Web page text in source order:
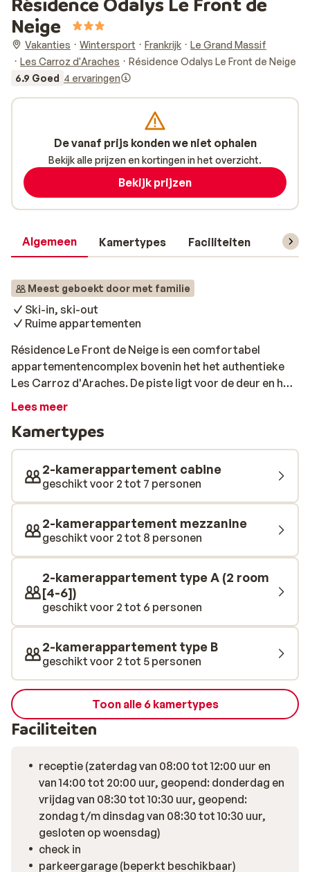
Neige
Vakanties Wintersport Frankrijk
Le Grand Massif
Les Carroz d'Araches
Résidence Odalys Le Front de Neige
6.9 Goed 4 ervaringen
Algemeen Kamertypes Faciliteiten
Meest geboekt door met familie
Ski-in, ski-out
Ruime appartementen
Résidence Le Front de Neige is een comfortabel
appartementencomplex bovenin het het authentieke
Les Carroz d'Araches. De piste ligt voor de deur en het
centrum vind je op circa 800 meter. De appartementen
gebruik gemaakt van hout, wat voor een knusse sfeer
zorgt. Veel van de grotere appartementen beschikken
ook over een balkon of terras. Vanaf daar heb je een
prachtig uitzicht over de besneeuwde bergtoppen.
Lees meer
Kamertypes
2-kamerappartement cabine
geschikt voor 2 tot 7 personen
2-kamerappartement mezzanine
geschikt voor 2 tot 8 personen
2-kamerappartement type A (2 room
[4-6])
geschikt voor 2 tot 6 personen
2-kamerappartement type B
geschikt voor 2 tot 5 personen
Toon alle 6 kamertypes
Faciliteiten
receptie (zaterdag van 08:00 tot 12:00 uur en
van 14:00 tot 20:00 uur, geopend: donderdag en
vrijdag van 08:30 tot 10:30 uur, geopend:
zondag t/m dinsdag van 08:30 tot 10:30 uur,
gesloten op woensdag)
check in
parkeergarage (beperkt beschikbaar)
De vanaf prijs konden we niet ophalen
Bekijk alle prijzen en kortingen in het overzicht.
Bekijk prijzen